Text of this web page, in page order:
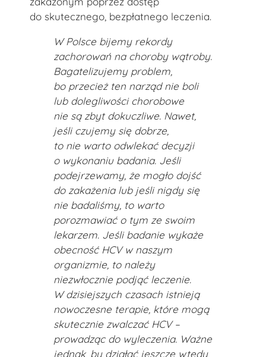
do skutecznego, bezpłatnego leczenia.
W Polsce bijemy rekordy
zachorowań na choroby wątroby.
Bagatelizujemy problem,
bo przecież ten narząd nie boli
lub dolegliwości chorobowe
nie są zbyt dokuczliwe. Nawet,
jeśli czujemy się dobrze,
to nie warto odwlekać decyzji
o wykonaniu badania. Jeśli
podejrzewamy, że mogło dojść
do zakażenia lub jeśli nigdy się
nie badaliśmy, to warto
porozmawiać o tym ze swoim
lekarzem. Jeśli badanie wykaże
obecność HCV w naszym
organizmie, to należy
niezwłocznie podjąć leczenie.
W dzisiejszych czasach istnieją
nowoczesne terapie, które mogą
skutecznie zwalczać HCV –
prowadząc do wyleczenia. Ważne
jednak, by działać jeszcze wtedy,